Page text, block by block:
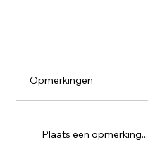
Opmerkingen
Plaats een opmerking...